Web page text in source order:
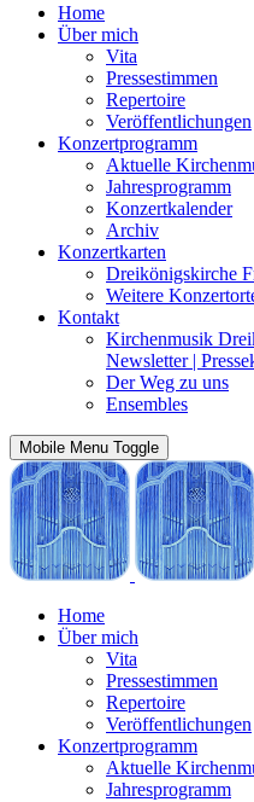
Home
Über mich
Vita
Pressestimmen
Repertoire
Veröffentlichungen
Konzertprogramm
Aktuelle
Jahresprogramm
Konzertkalender
Archiv
Konzertkarten
Dreikönigskirche
Weitere
Kontakt
Kirchenmusik
Newsletter |
Der Weg zu uns
Ensembles
Mobile Menu Toggle
Home
Über mich
Vita
Pressestimmen
Repertoire
Veröffentlichungen
Konzertprogramm
Aktuelle
Jahresprogramm